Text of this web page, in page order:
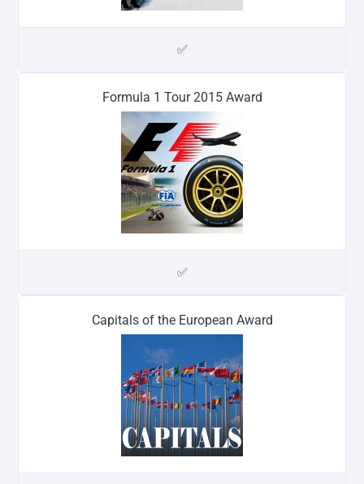
✅
Formula 1 Tour 2015 Award
✅
Capitals of the European Award